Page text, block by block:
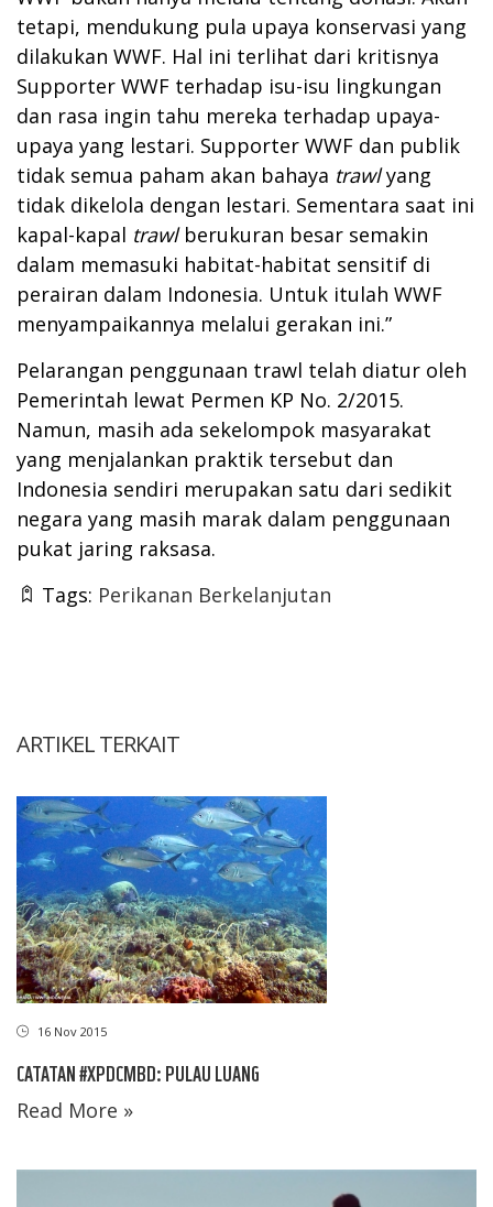
tetapi, mendukung pula upaya konservasi yang
dilakukan WWF. Hal ini terlihat dari kritisnya
Supporter WWF terhadap isu-isu lingkungan
dan rasa ingin tahu mereka terhadap upaya-
upaya yang lestari. Supporter WWF dan publik
tidak semua paham akan bahaya trawlyang
tidak dikelola dengan lestari. Sementara saat ini
kapal-kapal trawl berukuran besar semakin
dalam memasuki habitat-habitat sensitif di
perairan dalam Indonesia. Untuk itulah WWF
menyampaikannya melalui gerakan ini.”
Pelarangan penggunaan trawl telah diatur oleh
Pemerintah lewat Permen KP No. 2/2015.
Namun, masih ada sekelompok masyarakat
yang menjalankan praktik tersebut dan
Indonesia sendiri merupakan satu dari sedikit
negara yang masih marak dalam penggunaan
pukat jaring raksasa.
Tags: Perikanan Berkelanjutan
ARTIKEL TERKAIT
16 Nov 2015
CATATAN #XPDCMBD: PULAU LUANG
Read More »